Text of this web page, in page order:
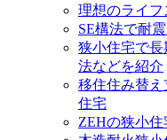
理想のライ
SE構法で耐
狭小住宅で
法などを紹介
移住住み替
住宅
ZEHの狭小